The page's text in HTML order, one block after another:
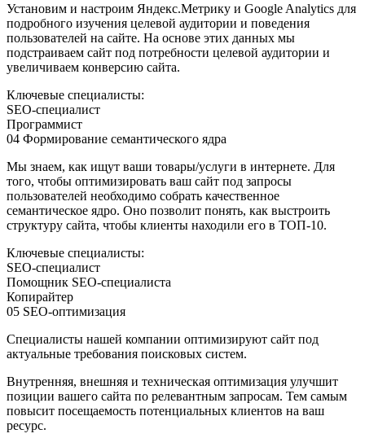
Установим и настроим Яндекс.Метрику и Google Analytics для
подробного изучения целевой аудитории и поведения
пользователей на сайте. На основе этих данных мы
подстраиваем сайт под потребности целевой аудитории и
увеличиваем конверсию сайта.
Ключевые специалисты:
SEO-специалист
Программист
04 Формирование семантического ядра
Мы знаем, как ищут ваши товары/услуги в интернете. Для
того, чтобы оптимизировать ваш сайт под запросы
пользователей необходимо собрать качественное
семантическое ядро. Оно позволит понять, как выстроить
структуру сайта, чтобы клиенты находили его в ТОП-10.
Ключевые специалисты:
SEO-специалист
Помощник SEO-специалиста
Копирайтер
05 SEO-оптимизация
Специалисты нашей компании оптимизируют сайт под
актуальные требования поисковых систем.
Внутренняя, внешняя и техническая оптимизация улучшит
позиции вашего сайта по релевантным запросам. Тем самым
повысит посещаемость потенциальных клиентов на ваш
ресурс.